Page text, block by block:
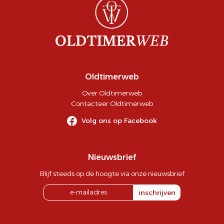
Oldtimerweb
Over Oldtimerweb
Contacteer Oldtimerweb
Volg ons op Facebook
Nieuwsbrief
Blijf steeds op de hoogte via onze nieuwsbrief
inschrijven